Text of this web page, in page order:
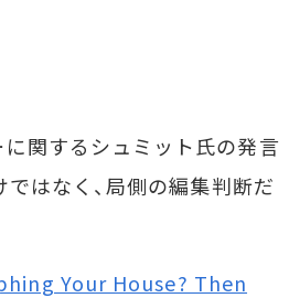
関するシュミット氏の発言
はなく、局側の編集判断だ
Your House? Then